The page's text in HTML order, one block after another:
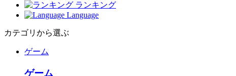
ランキング
Language
カテゴリから選ぶ
ゲーム
ゲーム